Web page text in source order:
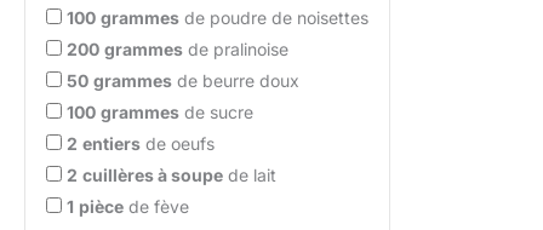
100 grammes de poudre de noisettes
200 grammes de pralinoise
50 grammes de beurre doux
100 grammes de sucre
2 entiers de oeufs
2 cuillères à soupe de lait
1 pièce de fève